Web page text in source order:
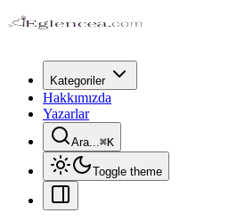
Kategoriler
Hakkımızda
Yazarlar
Ara...⌘K
Toggle theme